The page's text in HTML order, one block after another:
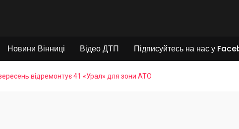
Новини Вінниці Відео ДТП Підписуйтесь на нас у
відремонтує 41 «Урал» для зони АТО